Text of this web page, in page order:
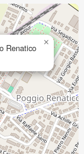
Renatico
×